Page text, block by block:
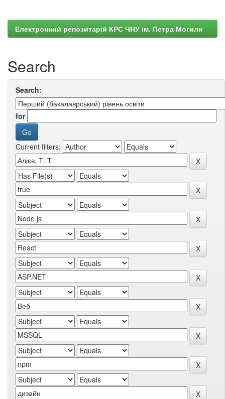
Електронний репозитарій КРС ЧНУ ім. Петра Могили
Search
Search:
for
Current filters: